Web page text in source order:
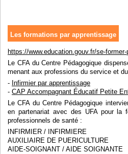
Les formations par apprentissage
https://www.education.gouv.fr/se-
Le CFA du Centre Pédagogique
menant aux professions du service et
- Infirmier par apprentissage
- CAP Accompagnant Éducatif Petite
Le CFA du Centre Pédagogique
en partenariat avec des UFA pour la
professionnels de santé :
INFIRMIER / INFIRMIERE
AUXILIAIRE DE PUERICULTURE
AIDE-SOIGNANT / AIDE SOIGNANTE